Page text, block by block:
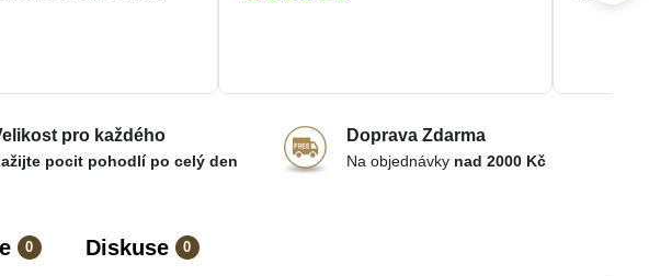
0 Diskuse 0
pro každého
pocit pohodlí po celý den
Doprava Zdarma
Na objednávky nad 2000 Kč